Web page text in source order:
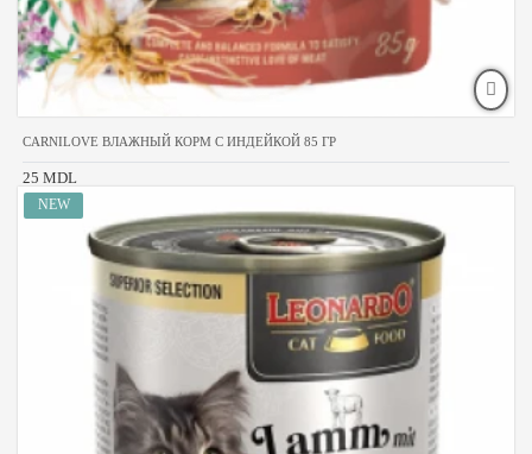
CARNILOVE ВЛАЖНЫЙ КОРМ С ИНДЕЙКОЙ 85 ГР
25 MDL